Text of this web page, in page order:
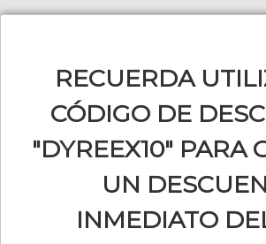
INFORMACIÓN ▼
RECUERDA
CÓDIGO DE
"DYREEX10" PARA
UN
INMEDIATO